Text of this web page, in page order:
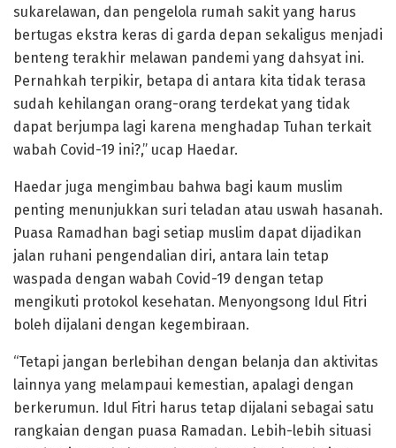
sukarelawan, dan pengelola rumah sakit yang harus
bertugas ekstra keras di garda depan sekaligus menjadi
benteng terakhir melawan pandemi yang dahsyat ini.
Pernahkah terpikir, betapa di antara kita tidak terasa
sudah kehilangan orang-orang terdekat yang tidak
dapat berjumpa lagi karena menghadap Tuhan terkait
wabah Covid-19 ini?,” ucap Haedar.
Haedar juga mengimbau bahwa bagi kaum muslim
penting menunjukkan suri teladan atau uswah hasanah.
Puasa Ramadhan bagi setiap muslim dapat dijadikan
jalan ruhani pengendalian diri, antara lain tetap
waspada dengan wabah Covid-19 dengan tetap
mengikuti protokol kesehatan. Menyongsong Idul Fitri
boleh dijalani dengan kegembiraan.
“Tetapi jangan berlebihan dengan belanja dan aktivitas
lainnya yang melampaui kemestian, apalagi dengan
berkerumun. Idul Fitri harus tetap dijalani sebagai satu
rangkaian dengan puasa Ramadan. Lebih-lebih situasi